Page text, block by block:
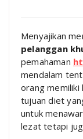
Menyajikan
pelanggan
pemahaman
mendalam
orang
tujuan diet
untuk
lezat tetapi